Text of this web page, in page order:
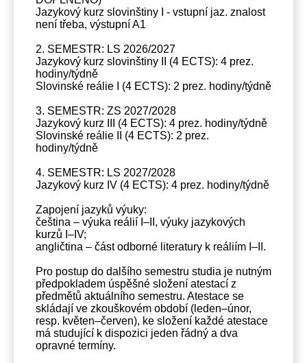
Jazykový kurz slovinštiny I - vstupní jaz. znalost
není třeba, výstupní A1
2. SEMESTR: LS 2026/2027
Jazykový kurz slovinštiny II (4 ECTS): 4 prez.
hodiny/týdně
Slovinské reálie I (4 ECTS): 2 prez. hodiny/týdně
3. SEMESTR: ZS 2027/2028
Jazykový kurz III (4 ECTS): 4 prez. hodiny/týdně
Slovinské reálie II (4 ECTS): 2 prez.
hodiny/týdně
4. SEMESTR: LS 2027/2028
Jazykový kurz IV (4 ECTS): 4 prez. hodiny/týdně
Zapojení jazyků výuky:
čeština – výuka reálií I–II, výuky jazykových
kurzů I–IV;
angličtina – část odborné literatury k reáliím I–II.
Pro postup do dalšího semestru studia je nutným
předpokladem úspěšné složení atestací z
předmětů aktuálního semestru. Atestace se
skládají ve zkouškovém období (leden–únor,
resp. květen–červen), ke složení každé atestace
má studující k dispozici jeden řádný a dva
opravné termíny.